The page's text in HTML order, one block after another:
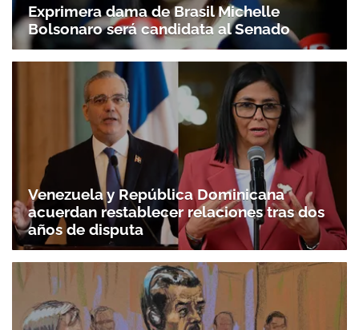
Exprimera dama de Brasil Michelle
Bolsonaro será candidata al Senado
Venezuela y República Dominicana
acuerdan restablecer relaciones tras dos
años de disputa